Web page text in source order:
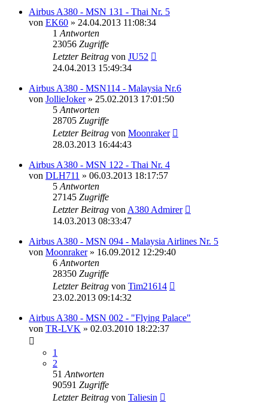
Airbus A380 - MSN 131 - Thai Nr. 5
von EK60 » 24.04.2013 11:08:34
1 Antworten
23056 Zugriffe
Letzter Beitrag von JU52
24.04.2013 15:49:34
Airbus A380 - MSN114 - Malaysia Nr.6
von JollieJoker» 25.02.2013 17:01:50
5 Antworten
28705 Zugriffe
Letzter Beitrag von Moonraker
28.03.2013 16:44:43
Airbus A380 - MSN 122 - Thai Nr. 4
von DLH711 » 06.03.2013 18:17:57
5 Antworten
27145 Zugriffe
Letzter Beitrag von A380 Admirer
14.03.2013 08:33:47
Airbus A380 - MSN 094 - Malaysia Airlines Nr. 5
von Moonraker» 16.09.2012 12:29:40
6 Antworten
28350 Zugriffe
Letzter Beitrag von Tim21614
23.02.2013 09:14:32
Airbus A380 - MSN 002 - "Flying Palace"
von TR-LVK » 02.03.2010 18:22:37
1
2
51 Antworten
90591 Zugriffe
Letzter Beitrag von Taliesin